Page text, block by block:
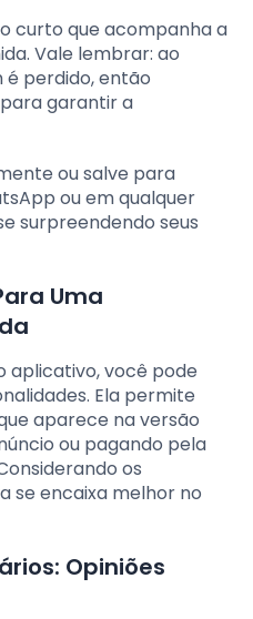
curto que acompanha a
Vale lembrar: ao
é perdido, então
garantir a
ou salve para
ou em qualquer
surpreendendo seus
Uma
aplicativo, você pode
Ela permite
aparece na versão
ou pagando pela
os
se encaixa melhor no
Opiniões